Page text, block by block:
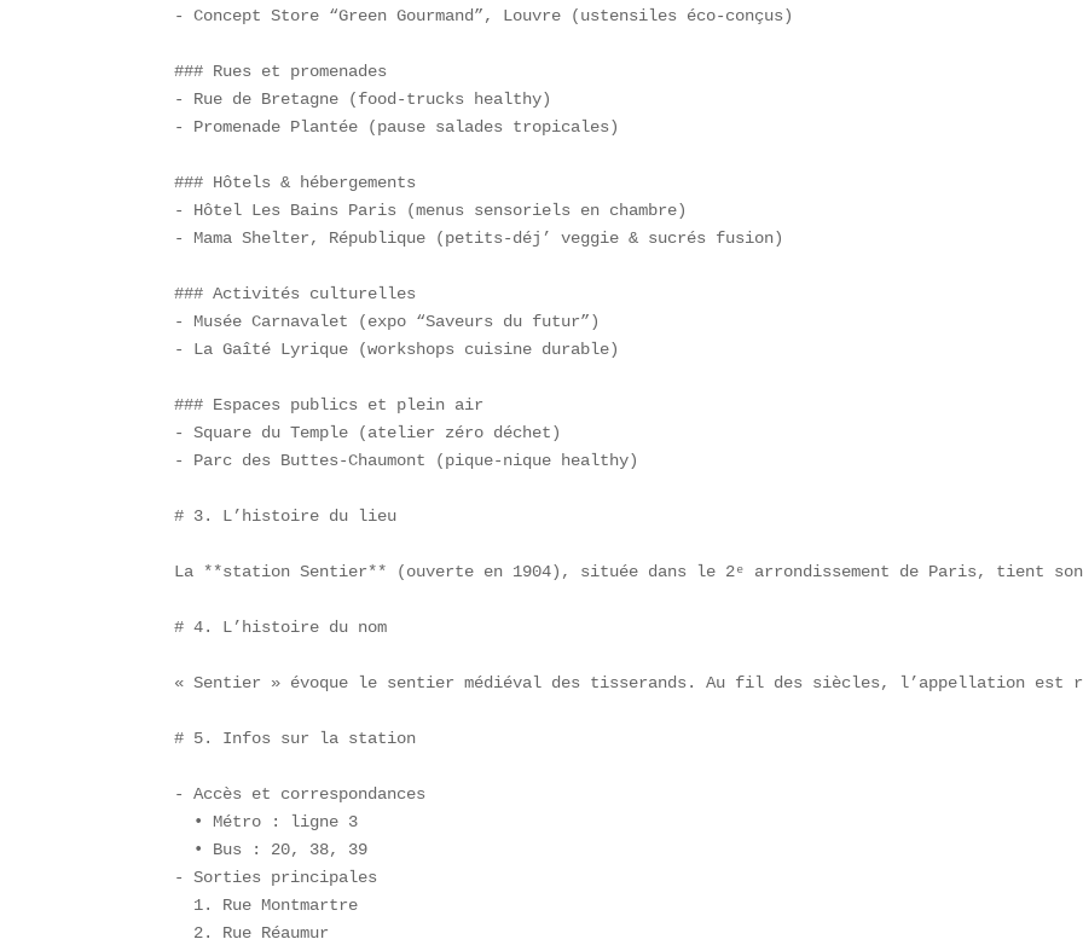
- Concept Store “Green Gourmand”, Louvre (ustensiles éco-conçus)
### Rues et promenades
- Rue de Bretagne (food-trucks healthy)
- Promenade Plantée (pause salades tropicales)
### Hôtels & hébergements
- Hôtel Les Bains Paris (menus sensoriels en chambre)
- Mama Shelter, République (petits-déj’ veggie & sucrés fusion)
### Activités culturelles
- Musée Carnavalet (expo “Saveurs du futur”)
- La Gaîté Lyrique (workshops cuisine durable)
### Espaces publics et plein air
- Square du Temple (atelier zéro déchet)
- Parc des Buttes-Chaumont (pique-nique healthy)
# 3. L’histoire du lieu
La **station Sentier** (ouverte en 1904), située dans le 2ᵉ arrondissement de Paris, tient
# 4. L’histoire du nom
« Sentier » évoque le sentier médiéval des tisserands. Au fil des siècles, l’appellation est
# 5. Infos sur la station
- Accès et correspondances
  • Métro : ligne 3
  • Bus : 20, 38, 39
- Sorties principales
  1. Rue Montmartre
  2. Rue Réaumur